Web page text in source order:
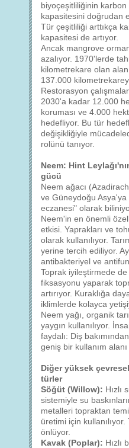
biyoçeşitliliğinin
kapasitesini doğrudan
Tür çeşitliliği arttıkça
kapasitesi de artıyor.
Ancak mangrove
azalıyor. 1970'lerde
kilometrekare olan
137.000
Restorasyon
2030'a kadar 12.000
koruması ve 4.000
hedefliyor. Bu tür
değişikliğiyle
rolünü tanıyor.
Neem: Hint
gücü
Neem ağacı
ve Güneydoğu
eczanesi" olarak
Neem'in en önemli
etkisi. Yaprakları ve
olarak kullanılıyor.
yerine tercih ediliyor.
antibakteriyel ve
Toprak iyileştirmede
fiksasyonu yaparak
artırıyor. Kuraklığa
iklimlerde kolayca
Neem yağı, organik
yaygın kullanılıyor.
faydalı: Diş
geniş bir kullanım alanı
Diğer yüksek
türler
Söğüt (Willow): Hızlı
sistemiyle su
metalleri topraktan
üretimi için
önlüyor.
Kavak (Poplar): Hızlı